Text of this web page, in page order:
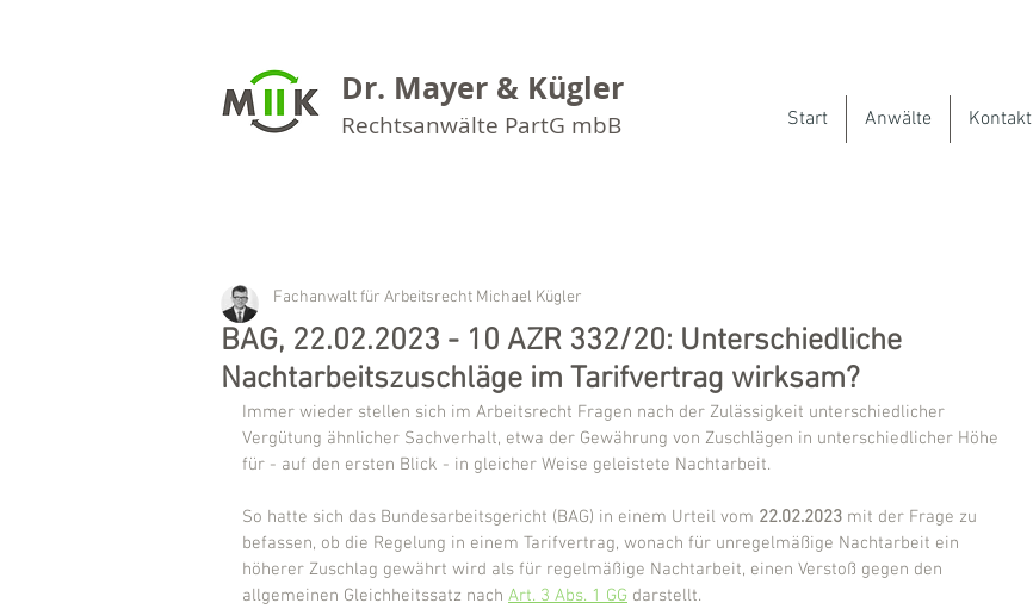
Dr. Mayer & Kügler
Rechtsanwälte PartG mbB Start Anwälte Kontakt
BAG, 22.02.2023 - 10 AZR 332/20: Unterschiedliche
Nachtarbeitszuschläge im Tarifvertrag wirksam?
Fachanwalt für Arbeitsrecht Michael Kügler
Immer wieder stellen sich im Arbeitsrecht Fragen nach der Zulässigkeit unterschiedlicher
Vergütung ähnlicher Sachverhalt, etwa der Gewährung von Zuschlägen in unterschiedlicher Höhe
für - auf den ersten Blick - in gleicher Weise geleistete Nachtarbeit.
So hatte sich das Bundesarbeitsgericht (BAG) in einem Urteil vom 22.02.2023 mit der Frage zu
befassen, ob die Regelung in einem Tarifvertrag, wonach für unregelmäßige Nachtarbeit ein
höherer Zuschlag gewährt wird als für regelmäßige Nachtarbeit, einen Verstoß gegen den
allgemeinen Gleichheitssatz nach Art. 3 Abs. 1 GG darstellt.